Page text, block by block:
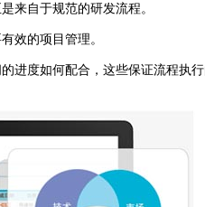
来自于规范的研发流程。
效的项目管理。
度如何配合，这些保证流程执